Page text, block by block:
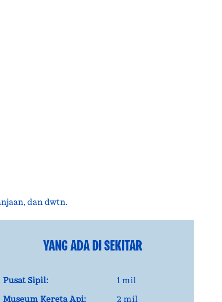
dan dwtn.
YANG ADA DI SEKITAR
Pusat Sipil:
1 mil
Museum Kereta Api:
2 mil